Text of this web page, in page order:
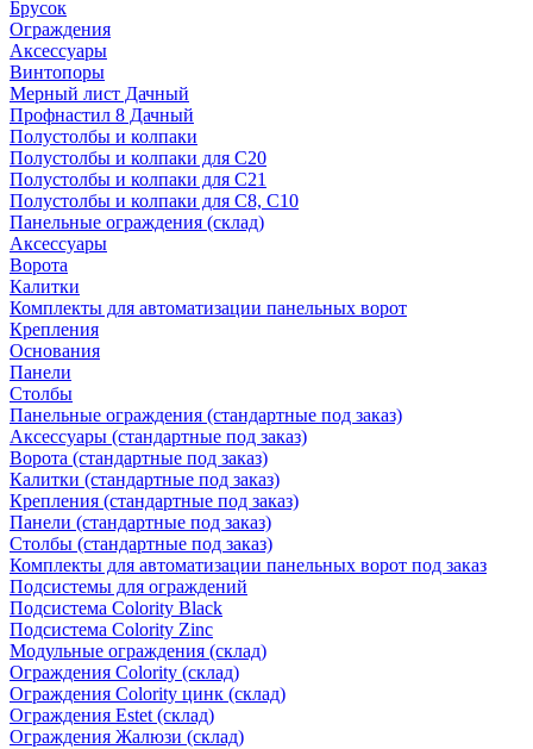
Брусок
Ограждения
Аксессуары
Винтопоры
Мерный лист Дачный
Профнастил 8 Дачный
Полустолбы и колпаки
Полустолбы и колпаки для С20
Полустолбы и колпаки для С21
Полустолбы и колпаки для С8, С10
Панельные ограждения (склад)
Аксессуары
Ворота
Калитки
Комплекты для автоматизации панельных ворот
Крепления
Основания
Панели
Столбы
Панельные ограждения (стандартные под заказ)
Аксессуары (стандартные под заказ)
Ворота (стандартные под заказ)
Калитки (стандартные под заказ)
Крепления (стандартные под заказ)
Панели (стандартные под заказ)
Столбы (стандартные под заказ)
Комплекты для автоматизации панельных ворот под заказ
Подсистемы для ограждений
Подсистема Colority Black
Подсистема Colority Zinc
Модульные ограждения (склад)
Ограждения Colority (склад)
Ограждения Colority цинк (склад)
Ограждения Estet (склад)
Ограждения Жалюзи (склад)